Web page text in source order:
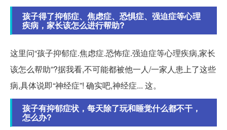
孩子得了抑郁症、焦虑症、恐惧症、强迫症等心理
疾病，家长该怎么进行帮助?
这里问“孩子抑郁症.焦虑症.恐怖症.强迫症等心理疾病,家长
该怎么帮助”?据我看,不可能都被他一人/一家人患上了这些
病,具体说即“神经症”! 确实吧,神经症... 这。
孩子有抑郁症状，每天除了玩和睡觉什么都不干，
怎么办?